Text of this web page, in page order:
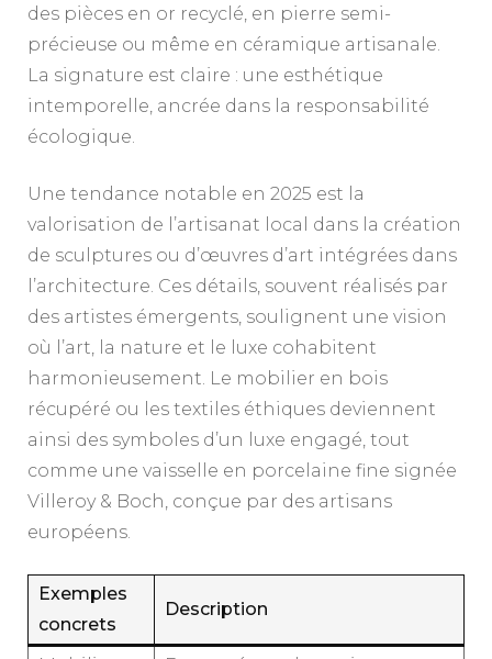
des pièces en or recyclé, en pierre semi-
précieuse ou même en céramique artisanale.
La signature est claire : une esthétique
intemporelle, ancrée dans la responsabilité
écologique.
Une tendance notable en 2025 est la
valorisation de l’artisanat local dans la création
de sculptures ou d’œuvres d’art intégrées dans
l’architecture. Ces détails, souvent réalisés par
des artistes émergents, soulignent une vision
où l’art, la nature et le luxe cohabitent
harmonieusement. Le mobilier en bois
récupéré ou les textiles éthiques deviennent
ainsi des symboles d’un luxe engagé, tout
comme une vaisselle en porcelaine fine signée
Villeroy & Boch, conçue par des artisans
européens.
Exemples
concrets
Description